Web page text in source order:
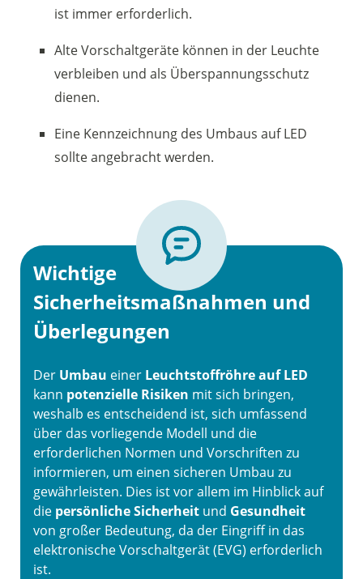
ist immer erforderlich.
Alte Vorschaltgeräte können in der Leuchte
verbleiben und als Überspannungsschutz
dienen.
Eine Kennzeichnung des Umbaus auf LED
sollte angebracht werden.
Wichtige
Sicherheitsmaßnahmen und
Überlegungen
Der Umbau einer Leuchtstoffröhre auf LED
kann potenzielle Risiken mit sich bringen,
weshalb es entscheidend ist, sich umfassend
über das vorliegende Modell und die
erforderlichen Normen und Vorschriften zu
informieren, um einen sicheren Umbau zu
gewährleisten. Dies ist vor allem im Hinblick auf
die persönliche Sicherheit und Gesundheit
von großer Bedeutung, da der Eingriff in das
elektronische Vorschaltgerät (EVG) erforderlich
ist.